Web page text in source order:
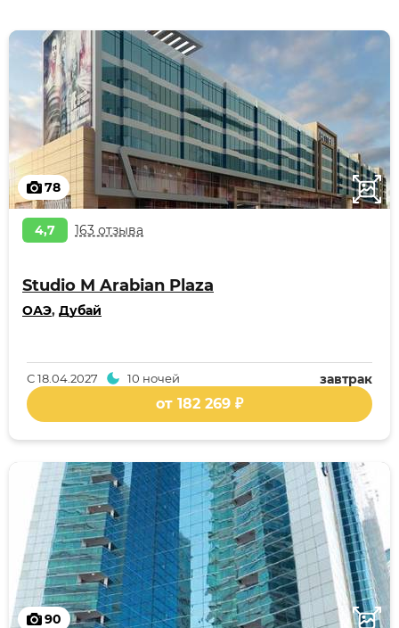
78
4,7 163 отзыва
Studio M Arabian Plaza
ОАЭ, Дубай
завтрак
С18.04.2027 10 ночей
от 182 269 ₽
90